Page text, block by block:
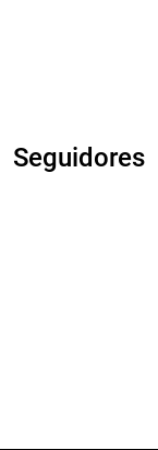
Seguidores